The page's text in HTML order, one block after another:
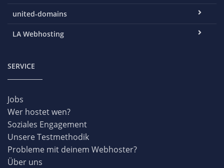
united-domains
LA Webhosting
SERVICE
Jobs
Wer hostet wen?
Soziales Engagement
Unsere Testmethodik
Probleme mit deinem Webhoster?
Über uns